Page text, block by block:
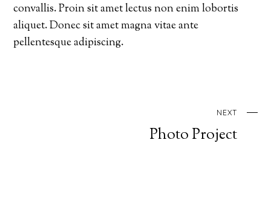
convallis. Proin sit amet lectus non enim lobortis
aliquet. Donec sit amet magna vitae ante
pellentesque adipiscing.
NEXT
Photo Project